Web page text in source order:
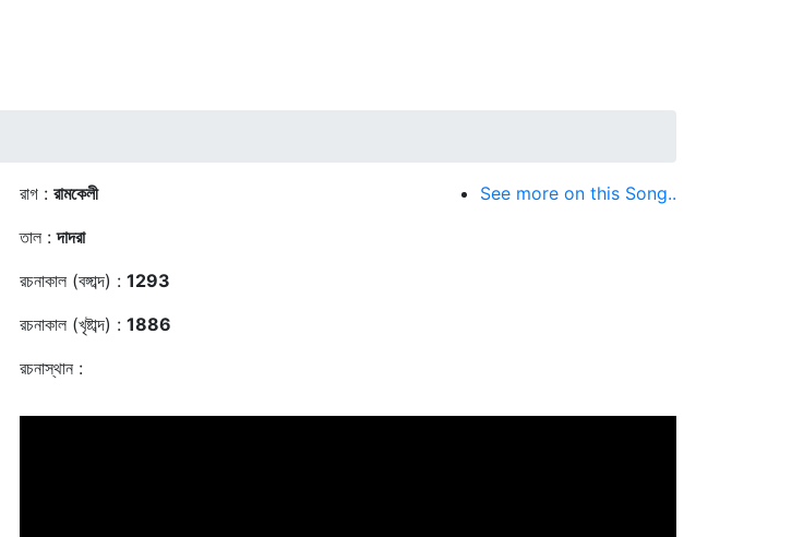
রাগ : রামকেলী
তাল :দাদরা
রচনাকাল (বঙ্গাব্দ) : 1293
রচনাকাল (খৃষ্টাব্দ) : 1886
রচনাস্থান :
See more on this Song..